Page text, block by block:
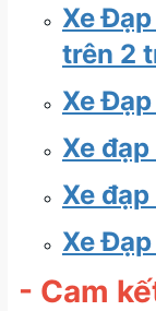
Xe
trên 2
Xe
Xe
Xe
Xe
- Cam